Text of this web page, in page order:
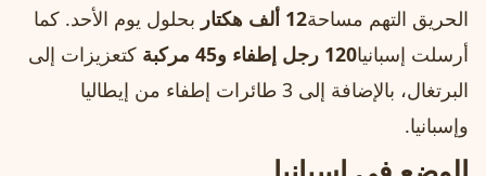
الحريق التهم مساحة12 ألف هكتار
بحلول يوم الأحد. كما
أرسلت إسبانيا120 رجل إطفاء و45 مركبة
كتعزيزات إلى
البرتغال، بالإضافة إلى 3 طائرات إطفاء من إيطاليا
وإسبانيا.